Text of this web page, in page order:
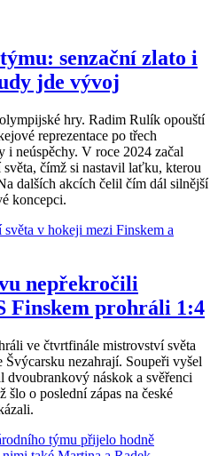
senzační zlato i
jde vývoj
hry. Radim Rulík opouští
reprezentace po třech
i neúspěchy. V roce 2024 začal
čímž si nastavil laťku, kterou
dalších akcích čelil čím dál silnější
koncepci.
nepřekročili
Finskem prohráli 1:4
ve čtvrtfinále mistrovství světa
Švýcarsku nezahrají. Soupeři vyšel
dvoubrankový náskok a svěřenci
šlo o poslední zápas na české